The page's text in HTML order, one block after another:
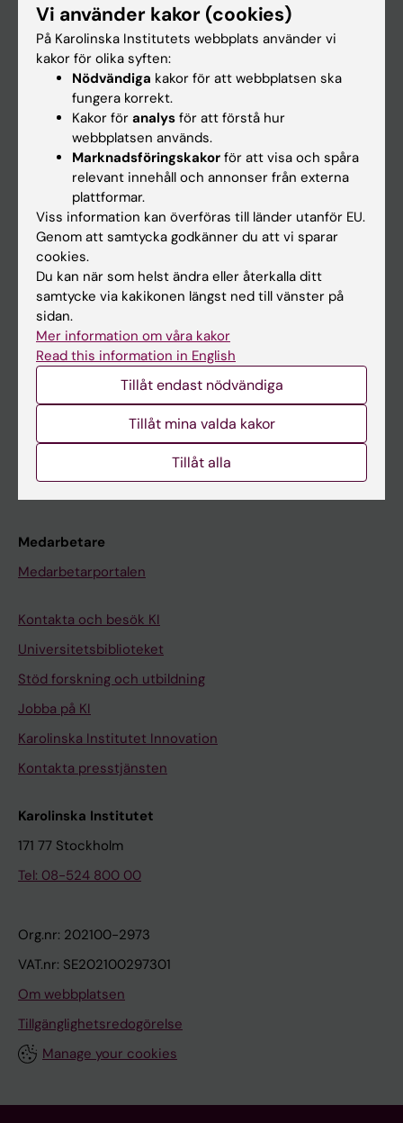
Huvudmeny
Utbildning
Forskarutbildning
Forskning
Nyheter
Kalender
Student
Ladok
Canvas
Kurs- och programwebbar
Student på KI
Medarbetare
Medarbetarportalen
Kontakta och besök KI
Universitetsbiblioteket
Stöd forskning och utbildning
Jobba på KI
Karolinska Institutet Innovation
Kontakta presstjänsten
Karolinska Institutet
171 77 Stockholm
Tel: 08-524 800 00
Org.nr: 202100-2973
VAT.nr: SE202100297301
Om webbplatsen
Tillgänglighetsredogörelse
Manage your cookies
Vi använder kakor (cookies)
På Karolinska Institutets webbplats använder vi
kakor för olika syften:
Nödvändiga kakor för att webbplatsen ska
fungera korrekt.
Kakor för analys för att förstå hur
webbplatsen används.
Marknadsföringskakor för att visa och spåra
relevant innehåll och annonser från externa
plattformar.
Viss information kan överföras till länder utanför EU.
Genom att samtycka godkänner du att vi sparar
cookies.
Du kan när som helst ändra eller återkalla ditt
samtycke via kakikonen längst ned till vänster på
sidan.
Mer information om våra kakor
Read this information in English
Tillåt endast nödvändiga
Tillåt mina valda kakor
Tillåt alla